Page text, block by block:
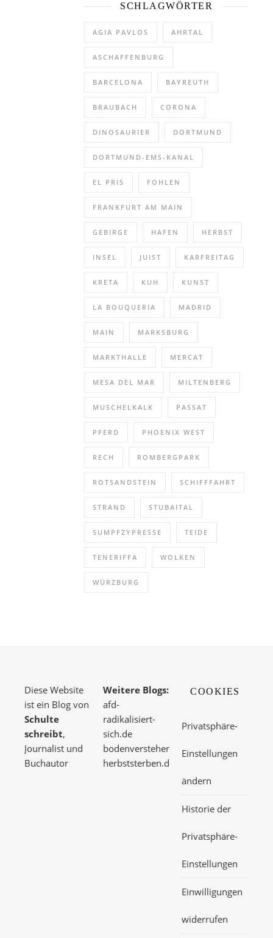
SCHLAGWÖRTER
AGIA PAVLOS AHRTAL
ASCHAFFENBURG
BARCELONA BAYREUTH
BRAUBACH CORONA
DINOSAURIER DORTMUND
DORTMUND-EMS-KANAL
EL PRIS FOHLEN
FRANKFURT AM MAIN
GEBIRGE HAFEN HERBST
INSEL JUIST KARFREITAG
KRETA KUH KUNST
LA BOUQUERIA MADRID
MAIN MARKSBURG
MARKTHALLE MERCAT
MESA DEL MAR MILTENBERG
MUSCHELKALK PASSAT
PFERD PHOENIX WEST
RECH ROMBERGPARK
ROTSANDSTEIN SCHIFFFAHRT
STRAND STUBAITAL
SUMPFZYPRESSE TEIDE
TENERIFFA WOLKEN
WÜRZBURG
Diese Website
ist ein Blog von
Schulte
schreibt,
Journalist und
Buchautor
Weitere Blogs:
afd-
radikalisiert-
sich.de
bodenversteher.de
herbststerben.de
COOKIES
Privatsphäre-
Einstellungen
ändern
Historie der
Privatsphäre-
Einstellungen
Einwilligungen
widerrufen